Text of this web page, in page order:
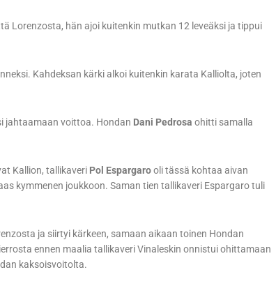
Lorenzosta, hän ajoi kuitenkin mutkan 12 leveäksi ja tippui
Kahdeksan kärki alkoi kuitenkin karata Kalliolta, joten
jahtaamaan voittoa. Hondan Dani Pedrosa ohitti samalla
Kallion, tallikaveri Pol Espargarooli tässä kohtaa aivan
kymmenen joukkoon. Saman tien tallikaveri Espargaro tuli
ja siirtyi kärkeen, samaan aikaan toinen Hondan
ennen maalia tallikaveri Vinaleskin onnistui ohittamaan
kaksoisvoitolta.